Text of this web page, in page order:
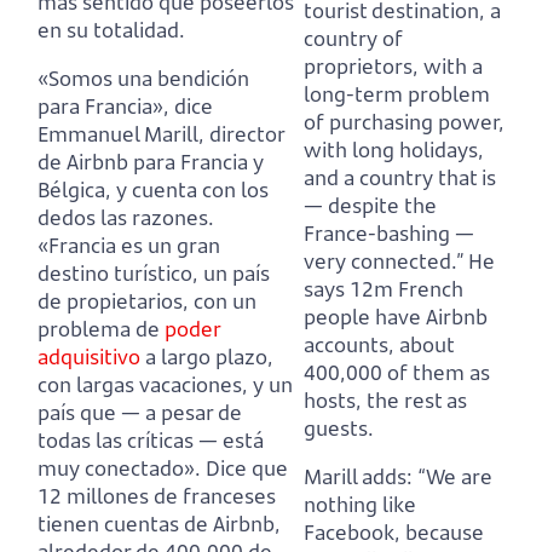
en su totalidad.
«Somos una bendición
para Francia», dice
Emmanuel Marill, director
de Airbnb para Francia y
Bélgica, y cuenta con los
dedos las razones.
«Francia es un gran
destino turístico, un país
de propietarios, con un
problema de poder
adquisitivo a largo plazo,
con largas vacaciones, y un
país que — a pesar de
todas las críticas — está
muy conectado». Dice que
12 millones de franceses
tienen cuentas de Airbnb,
tourist destination, a
country of
proprietors, with a
long-term problem
of purchasing power,
with long holidays,
and a country that is
— despite the
France-bashing —
very connected.” He
says 12m French
people have Airbnb
accounts, about
400,000 of them as
hosts, the rest as
guests.
Marill adds: “We are
nothing like
Facebook, because